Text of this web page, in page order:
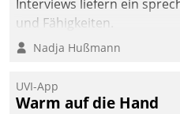
Interviews liefern ein
und Fähigkeiten.
Nadja Hußmann
UVI-App
Warm auf die Hand